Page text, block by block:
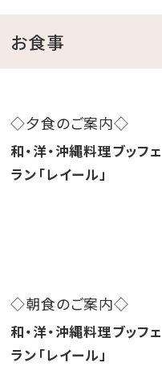
・冷蔵庫、アイスペール
・奇数フロアに無料製氷
◇朝食ブッフェ付
◇プール利用無料
◇滞在中1室1台利用無
※2台目からは有料とな
①オーシャンビューレスト
和洋中・沖縄料理など
②プールサイドレストラン
お食事
◇夕食のご案内◇
和・洋・沖縄料理ブッフ
ラン「レイール」
◇朝食のご案内◇
和・洋・沖縄料理ブッフ
ラン「レイール」